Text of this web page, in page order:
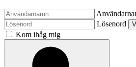
Lösenord
Kom ihåg mig